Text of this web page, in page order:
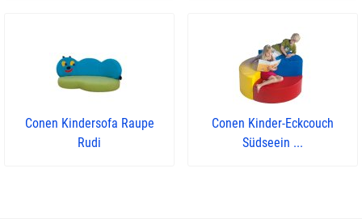
Conen Kindersofa Raupe
Rudi
Conen Kinder-Eckcouch
Südseein ...